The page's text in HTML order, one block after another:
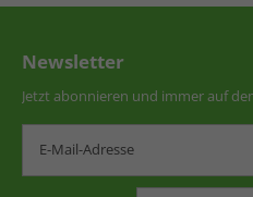
Newsletter
Jetzt abonnieren und immer auf